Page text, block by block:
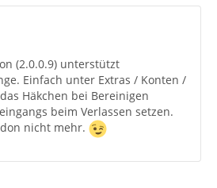
(2.0.0.9) unterstützt
Einfach unter Extras / Konten /
Häkchen bei Bereinigen
beim Verlassen setzen.
nicht mehr.